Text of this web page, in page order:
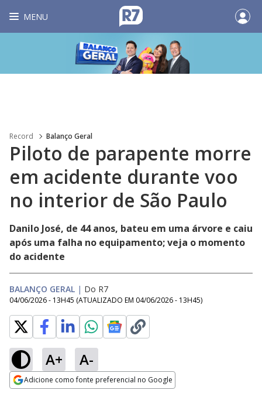
MENU
Record Balanço Geral
Piloto de parapente morre
em acidente durante voo
no interior de São Paulo
Danilo José, de 44 anos, bateu em uma árvore e caiu
após uma falha no equipamento; veja o momento
do acidente
BALANÇO GERAL | Do R7
04/06/2026 - 13H45 (ATUALIZADO EM 04/06/2026 - 13H45)
A+ A-
Adicione como fonte preferencial no Google
Ativar
100.00%